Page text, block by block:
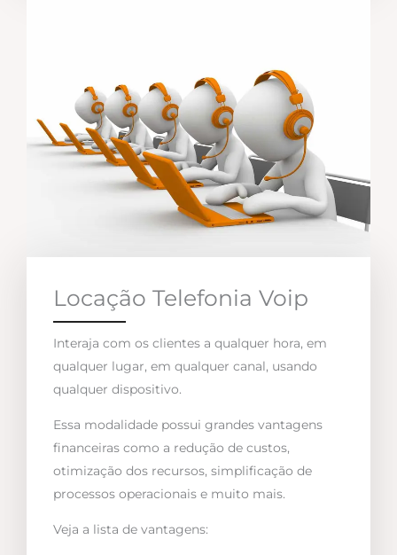
Locação Telefonia Voip
Interaja com os clientes a qualquer hora, em
qualquer lugar, em qualquer canal, usando
qualquer dispositivo.
Essa modalidade possui grandes vantagens
financeiras como a redução de custos,
otimização dos recursos, simplificação de
processos operacionais e muito mais.
Veja a lista de vantagens: